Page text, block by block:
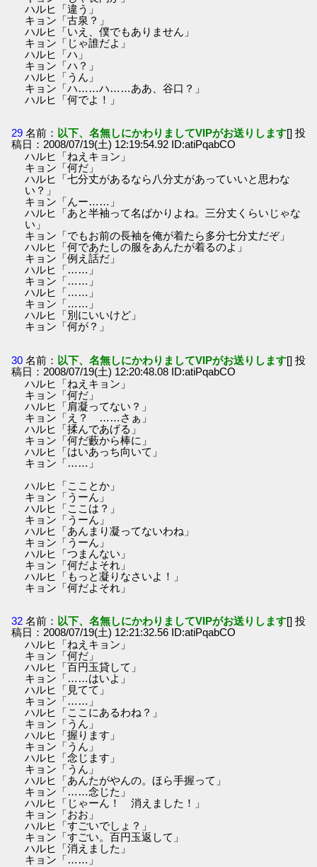
ハルヒ「違う」
キョン「古泉？」
ハルヒ「いえ、僕でもありません」
キョン「じゃ誰だよ」
ハルヒ「ハ」
キョン「ハ？」
ハルヒ「うん」
キョン「ハ……ハ……ああ、谷口？」
ハルヒ「何でよ！」
29 名前： 以下、名無しにかわりましてVIPがお送りします[] 投
稿日：2008/07/19(土) 12:19:54.92 ID:atiPqabCO
ハルヒ「ねえキョン」
キョン「何だ」
ハルヒ「七分丈があるなら八分丈があっていいと思わな
い？」
キョン「んー……」
ハルヒ「あと半袖って名ばかりよね。三分丈くらいじゃな
い」
キョン「でもお前の長袖を俺が着たら多分七分丈だぞ」
ハルヒ「何であたしの服をあんたが着るのよ」
キョン「例え話だ」
ハルヒ「……」
キョン「……」
ハルヒ「……」
キョン「……」
ハルヒ「別にいいけど」
キョン「何が？」
30 名前： 以下、名無しにかわりましてVIPがお送りします[] 投
稿日：2008/07/19(土) 12:20:48.08 ID:atiPqabCO
ハルヒ「ねえキョン」
キョン「何だ」
ハルヒ「肩凝ってない？」
キョン「え？ ……さぁ」
ハルヒ「揉んであげる」
キョン「何だ藪から棒に」
ハルヒ「はいあっち向いて」
キョン「……」
ハルヒ「こことか」
キョン「うーん」
ハルヒ「ここは？」
キョン「うーん」
ハルヒ「あんまり凝ってないわね」
キョン「うーん」
ハルヒ「つまんない」
キョン「何だよそれ」
ハルヒ「もっと凝りなさいよ！」
キョン「何だよそれ」
32 名前： 以下、名無しにかわりましてVIPがお送りします[] 投
稿日：2008/07/19(土) 12:21:32.56 ID:atiPqabCO
ハルヒ「ねえキョン」
キョン「何だ」
ハルヒ「百円玉貸して」
キョン「……はいよ」
ハルヒ「見てて」
キョン「……」
ハルヒ「ここにあるわね？」
キョン「うん」
ハルヒ「握ります」
キョン「うん」
ハルヒ「念じます」
キョン「うん」
ハルヒ「あんたがやんの。ほら手握って」
キョン「……念じた」
ハルヒ「じゃーん！ 消えました！」
キョン「おお」
ハルヒ「すごいでしょ？」
キョン「すごい。百円玉返して」
ハルヒ「消えました」
キョン「……」